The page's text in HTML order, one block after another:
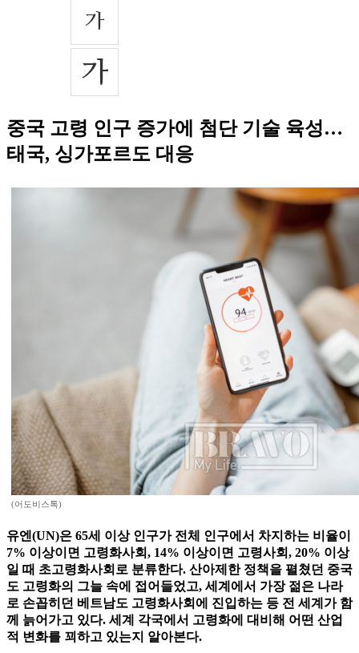
중국 고령 인구 증가에 첨단 기술 육성…
태국, 싱가포르도 대응
(어도비스톡)
유엔(UN)은 65세 이상 인구가 전체 인구에서 차지하는 비율이
7% 이상이면 고령화사회, 14% 이상이면 고령사회, 20% 이상
일 때 초고령화사회로 분류한다. 산아제한 정책을 펼쳤던 중국
도 고령화의 그늘 속에 접어들었고, 세계에서 가장 젊은 나라
로 손꼽히던 베트남도 고령화사회에 진입하는 등 전 세계가 함
께 늙어가고 있다. 세계 각국에서 고령화에 대비해 어떤 산업
적 변화를 꾀하고 있는지 알아본다.